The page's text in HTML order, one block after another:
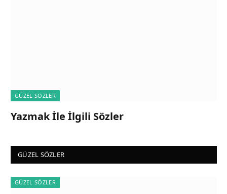
GÜZEL SÖZLER
Yazmak İle İlgili Sözler
GÜZEL SÖZLER
GÜZEL SÖZLER